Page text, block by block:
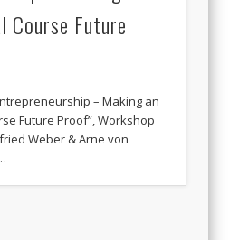
Course Future
– Making an
Future Proof”, Workshop
Weber & Arne von